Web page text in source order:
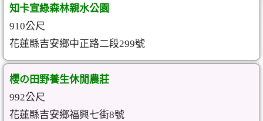
知卡宣綠森林親水公園
910公尺
花蓮縣吉安鄉中正路二段299號
櫻の田野養生休閒農莊
992公尺
花蓮縣吉安鄉福興七街8號